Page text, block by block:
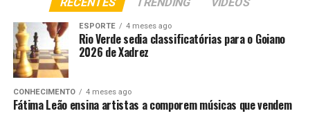
RECENTES TRENDING VIDEOS
ESPORTE 4 meses ago
Rio Verde sedia classificatórias para o Goiano
2026 de Xadrez
CONHECIMENTO 4 meses ago
Fátima Leão ensina artistas a comporem músicas que vendem